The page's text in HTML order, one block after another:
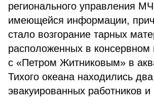
регионального управления
имеющейся информации,
стало возгорание тарных
расположенных в
с «Петром Житниковым» в
Тихого океана находились
эвакуированных работников и